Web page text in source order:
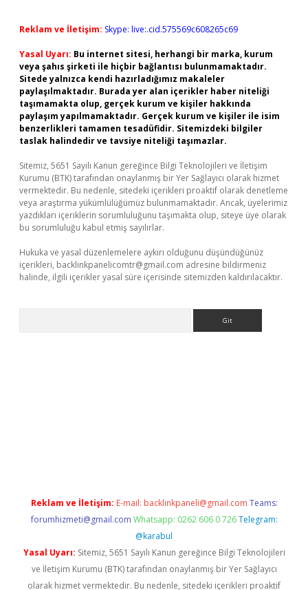
Reklam ve İletişim: Skype: live:.cid.575569c608265c69
Yasal Uyarı: Bu internet sitesi, herhangi bir marka, kurum
veya şahıs şirketi ile hiçbir bağlantısı bulunmamaktadır.
Sitede yalnızca kendi hazırladığımız makaleler
paylaşılmaktadır. Burada yer alan içerikler haber niteliği
taşımamakta olup, gerçek kurum ve kişiler hakkında
paylaşım yapılmamaktadır. Gerçek kurum ve kişiler ile isim
benzerlikleri tamamen tesadüfidir. Sitemizdeki bilgiler
taslak halindedir ve tavsiye niteliği taşımazlar.
Sitemiz, 5651 Sayılı Kanun gereğince Bilgi Teknolojileri ve İletişim
Kurumu (BTK) tarafından onaylanmış bir Yer Sağlayıcı olarak hizmet
vermektedir. Bu nedenle, sitedeki içerikleri proaktif olarak denetleme
veya araştırma yükümlülüğümüz bulunmamaktadır. Ancak, üyelerimiz
yazdıkları içeriklerin sorumluluğunu taşımakta olup, siteye üye olarak
bu sorumluluğu kabul etmiş sayılırlar.
Hukuka ve yasal düzenlemelere aykırı olduğunu düşündüğünüz
içerikleri, backlinkpanelicomtr@gmail.com adresine bildirmeniz
halinde, ilgili içerikler yasal süre içerisinde sitemizden kaldırılacaktır.
Reklam ve İletişim: E-mail: backlinkpaneli@gmail.com Teams:
forumhizmeti@gmail.com Whatsapp: 0262 606 0 726 Telegram:
@karabul
Yasal Uyarı: Sitemiz, 5651 Sayılı Kanun gereğince Bilgi Teknolojileri
ve İletişim Kurumu (BTK) tarafından onaylanmış bir Yer Sağlayıcı
olarak hizmet vermektedir. Bu nedenle, sitedeki içerikleri proaktif